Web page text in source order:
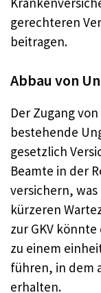
gerechteren
beitragen.
Abbau von
Der Zugang
bestehende
gesetzlich
Beamte in der
versichern,
kürzeren
zur GKV
zu einem
führen, in dem
erhalten.